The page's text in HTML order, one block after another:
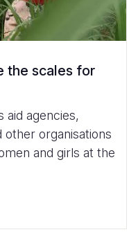
the scales for
aid agencies,
organisations
and girls at the